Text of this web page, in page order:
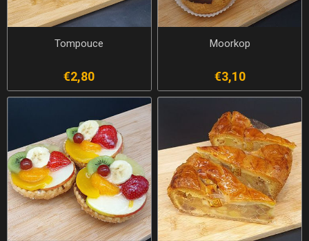
Tompouce
€2,80
Moorkop
€3,10